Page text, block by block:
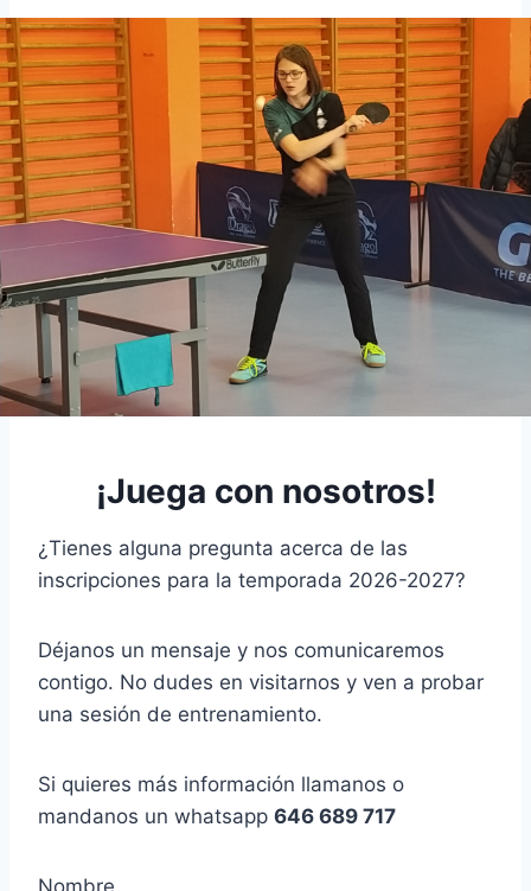
¡Juega con nosotros!
¿Tienes alguna pregunta acerca de las
inscripciones para la temporada 2026-2027?
Déjanos un mensaje y nos comunicaremos
contigo. No dudes en visitarnos y ven a probar
una sesión de entrenamiento.
Si quieres más información llamanos o
mandanos un whatsapp 646 689 717
Nombre